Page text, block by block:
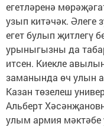
егетләренә
узып китәчәк. Әлеге
егет булып җитлегү
урыныгызны да
итсен. Киекле
заманында өч улын
Казан төзелеш
Альберт
улым армия мәктәбе